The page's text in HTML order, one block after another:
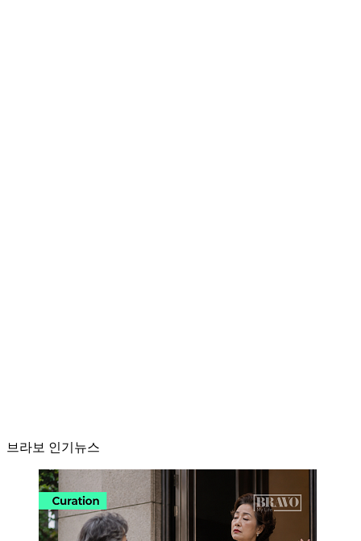
브라보 인기뉴스